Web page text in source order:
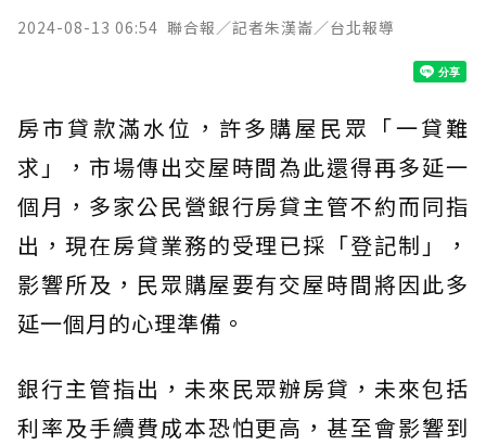
2024-08-13 06:54 聯合報／記者朱漢崙／台北報導
房市貸款滿水位，許多購屋民眾「一貸難
求」，市場傳出交屋時間為此還得再多延一
個月，多家公民營銀行房貸主管不約而同指
出，現在房貸業務的受理已採「登記制」，
影響所及，民眾購屋要有交屋時間將因此多
延一個月的心理準備。
銀行主管指出，未來民眾辦房貸，未來包括
利率及手續費成本恐怕更高，甚至會影響到